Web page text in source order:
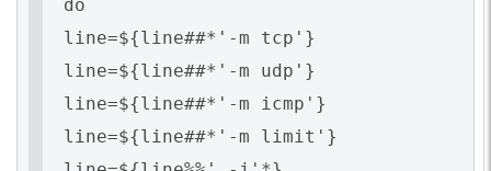
do
line=${line##*'-m tcp'}
line=${line##*'-m udp'}
line=${line##*'-m icmp'}
line=${line##*'-m limit'}